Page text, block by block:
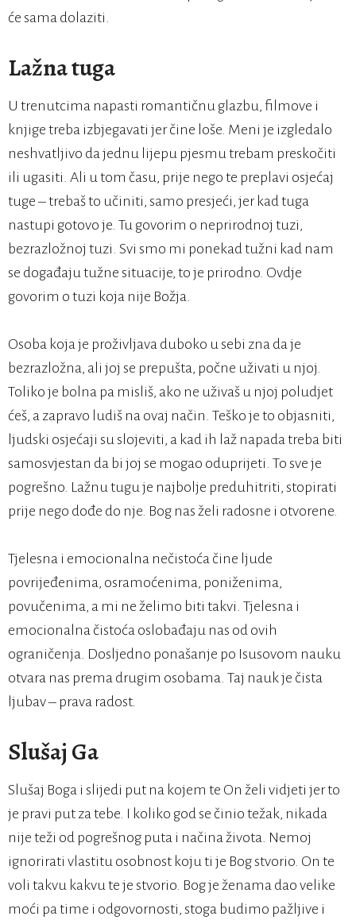
će sama dolaziti.
Lažna tuga
U trenutcima napasti romantičnu glazbu, filmove i
knjige treba izbjegavati jer čine loše. Meni je izgledalo
neshvatljivo da jednu lijepu pjesmu trebam preskočiti
ili ugasiti. Ali u tom času, prije nego te preplavi osjećaj
tuge – trebaš to učiniti, samo presjeći, jer kad tuga
nastupi gotovo je. Tu govorim o neprirodnoj tuzi,
bezrazložnoj tuzi. Svi smo mi ponekad tužni kad nam
se događaju tužne situacije, to je prirodno. Ovdje
govorim o tuzi koja nije Božja.
Osoba koja je proživljava duboko u sebi zna da je
bezrazložna, ali joj se prepušta, počne uživati u njoj.
Toliko je bolna pa misliš, ako ne uživaš u njoj poludjet
ćeš, a zapravo ludiš na ovaj način. Teško je to objasniti,
ljudski osjećaji su slojeviti, a kad ih laž napada treba biti
samosvjestan da bi joj se mogao oduprijeti. To sve je
pogrešno. Lažnu tugu je najbolje preduhitriti, stopirati
prije nego dođe do nje. Bog nas želi radosne i otvorene.
Tjelesna i emocionalna nečistoća čine ljude
povrijeđenima, osramoćenima, poniženima,
povučenima, a mi ne želimo biti takvi. Tjelesna i
emocionalna čistoća oslobađaju nas od ovih
ograničenja. Dosljedno ponašanje po Isusovom nauku
otvara nas prema drugim osobama. Taj nauk je čista
ljubav – prava radost.
Slušaj Ga
Slušaj Boga i slijedi put na kojem te On želi vidjeti jer to
je pravi put za tebe. I koliko god se činio težak, nikada
nije teži od pogrešnog puta i načina života. Nemoj
ignorirati vlastitu osobnost koju ti je Bog stvorio. On te
voli takvu kakvu te je stvorio. Bog je ženama dao velike
moći pa time i odgovornosti, stoga budimo pažljive i